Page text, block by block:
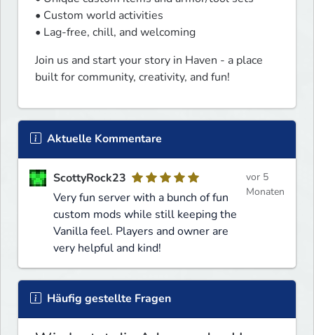
• Custom world activities
• Lag‑free, chill, and welcoming
Join us and start your story in Haven - a place
built for community, creativity, and fun!
Aktuelle Kommentare
ScottyRock23
Very fun server with a bunch of fun
custom mods while still keeping the
Vanilla feel. Players and owner are
very helpful and kind!
vor 5
Monaten
Häufig gestellte Fragen